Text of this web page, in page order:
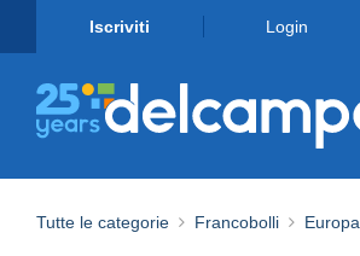
Iscriviti Login
Tutte le categorie Francobolli Europa